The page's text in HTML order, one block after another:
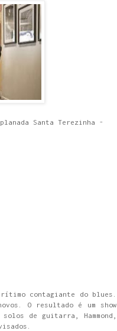
Santa Terezinha -
contagiante do blues.
O resultado é um show
de guitarra, Hammond,